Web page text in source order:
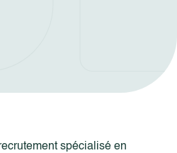
spécialisé en